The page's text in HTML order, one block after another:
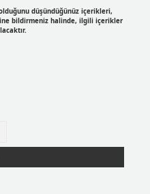
düşündüğünüz içerikleri,
bildirmeniz halinde, ilgili içerikler